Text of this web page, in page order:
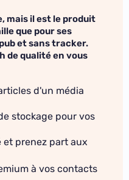
mais il est le produit
que pour ses
et sans tracker.
de qualité en vous
d'un média
stockage pour vos
et prenez part aux
à vos contacts